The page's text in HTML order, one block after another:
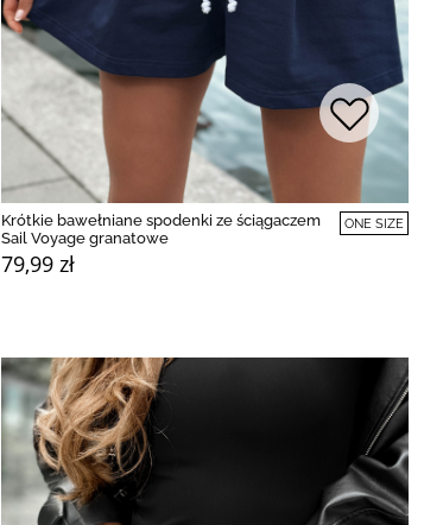
Krótkie bawełniane spodenki ze ściągaczem
Sail Voyage granatowe
79,99 zł
ONE SIZE